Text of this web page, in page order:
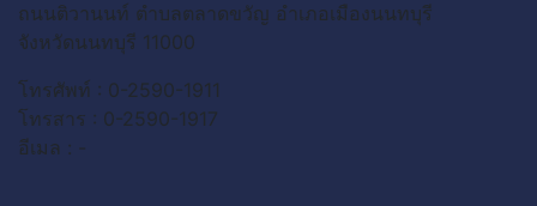
ถนนติวานนท์ ตำบลตลาดขวัญ อำเภอเมืองนนทบุรี
จังหวัดนนทบุรี 11000
โทรศัพท์ : 0-2590-1911
โทรสาร : 0-2590-1917
อีเมล : -